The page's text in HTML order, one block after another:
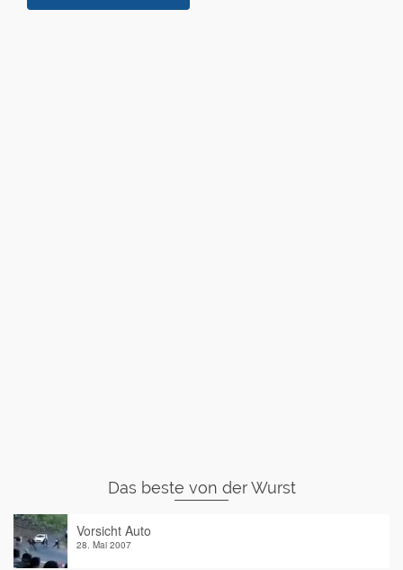
Das beste von der Wurst
Vorsicht Auto
28. Mai 2007